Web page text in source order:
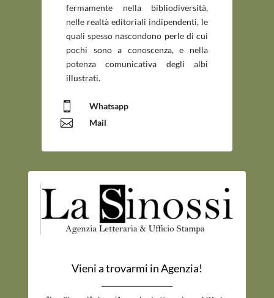
fermamente nella bibliodiversità,
nelle realtà editoriali indipendenti, le
quali spesso nascondono perle di cui
pochi sono a conoscenza, e nella
potenza comunicativa degli albi
illustrati.
 Whatsapp
 Mail
Vieni a trovarmi in Agenzia!